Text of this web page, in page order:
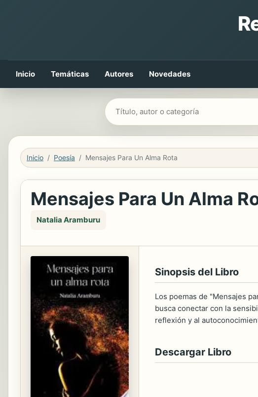
Inicio Temáticas Autores Novedades
Buscar libros
Inicio Poesía Mensajes Para Un Alma Rota
Mensajes Para Un Alma
Natalia Aramburu
Sinopsis del Libro
Los poemas de "Mensajes
busca conectar con la
reflexión y al
Descargar Libro